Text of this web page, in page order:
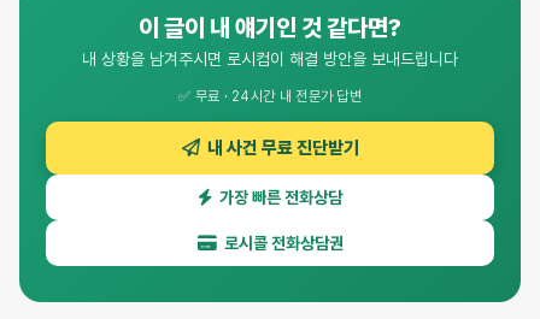
이 글이 내 얘기인 것 같다면?
내 상황을 남겨주시면 로시컴이 해결 방안을 보내드립니다
✅ 무료 · 24시간 내 전문가 답변
내 사건 무료 진단받기
가장 빠른 전화상담
로시콜 전화상담권